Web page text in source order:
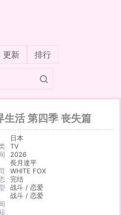
更新 排行
生活 第四季 丧失篇
日本
TV
2026
長月達平
WHITE FOX
完结
战斗 / 恋爱
战斗 / 恋爱